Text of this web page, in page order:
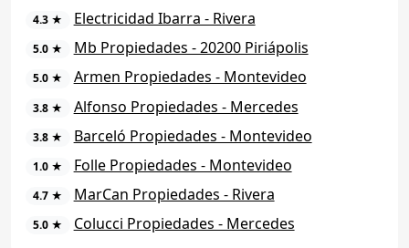
4.3 ★ Electricidad Ibarra - Rivera
5.0 ★ Mb Propiedades - 20200 Piriápolis
5.0 ★ Armen Propiedades - Montevideo
3.8 ★ Alfonso Propiedades - Mercedes
3.8 ★ Barceló Propiedades - Montevideo
1.0 ★ Folle Propiedades - Montevideo
4.7 ★ MarCan Propiedades - Rivera
5.0 ★ Colucci Propiedades - Mercedes